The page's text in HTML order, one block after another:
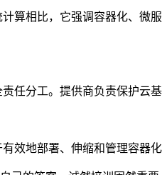
算相比，它强调容器化、
任分工。提供商负责保护云
地部署、伸缩和管理容器化